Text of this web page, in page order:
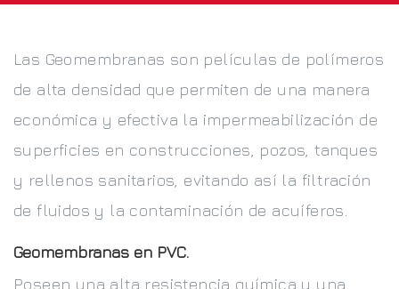
Las Geomembranas son películas de polímeros
de alta densidad que permiten de una manera
económica y efectiva la impermeabilización de
superficies en construcciones, pozos, tanques
y rellenos sanitarios, evitando así la filtración
de fluidos y la contaminación de acuíferos.
Geomembranas en PVC.
Poseen una alta resistencia química y una